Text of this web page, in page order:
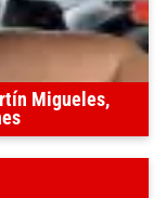
Migueles,